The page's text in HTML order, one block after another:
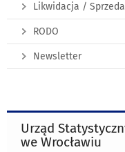
Likwidacja /
RODO
Newsletter
Urząd
we Wrocławiu